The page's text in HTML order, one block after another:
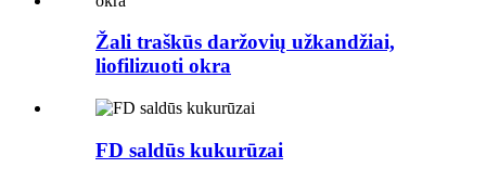
Žali traškūs daržovių užkandžiai,
liofilizuoti okra
FD saldūs kukurūzai